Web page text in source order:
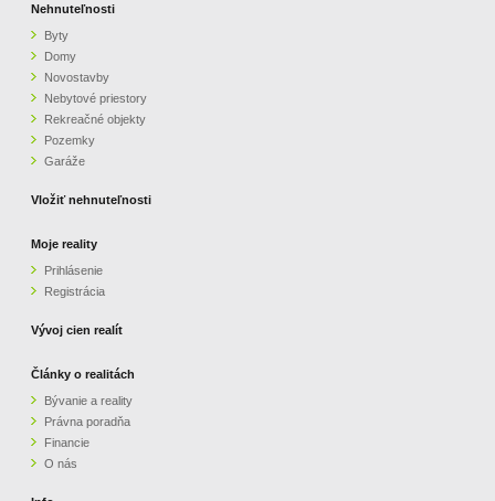
Nehnuteľnosti
Byty
Domy
Novostavby
Nebytové priestory
Rekreačné objekty
Pozemky
Garáže
Vložiť nehnuteľnosti
Moje reality
Prihlásenie
Registrácia
Vývoj cien realít
Články o realitách
Bývanie a reality
Právna poradňa
Financie
O nás